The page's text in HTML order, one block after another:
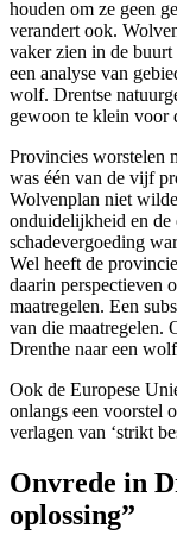
houden om ze geen
verandert ook.
vaker zien in de
een analyse van
wolf. Drentse
gewoon te klein voor
Provincies worstelen
was één van de vijf
Wolvenplan niet
onduidelijkheid en de
schadevergoeding
Wel heeft de
daarin perspectieven
maatregelen. Een
van die maatregelen.
Drenthe naar een
Ook de Europese
onlangs een voorstel
verlagen van ‘strikt
Onvrede in
oplossing”